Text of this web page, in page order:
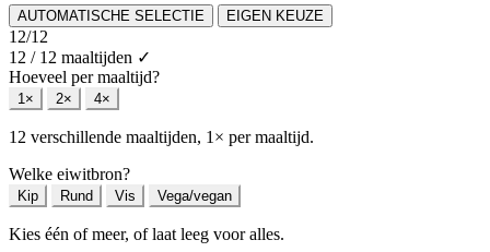
AUTOMATISCHE SELECTIE EIGEN KEUZE
12/12
12 / 12 maaltijden ✓
Hoeveel per maaltijd?
1× 2× 4×
12 verschillende maaltijden, 1× per maaltijd.
Welke eiwitbron?
Kip Rund Vis Vega/vegan
Kies één of meer, of laat leeg voor alles.